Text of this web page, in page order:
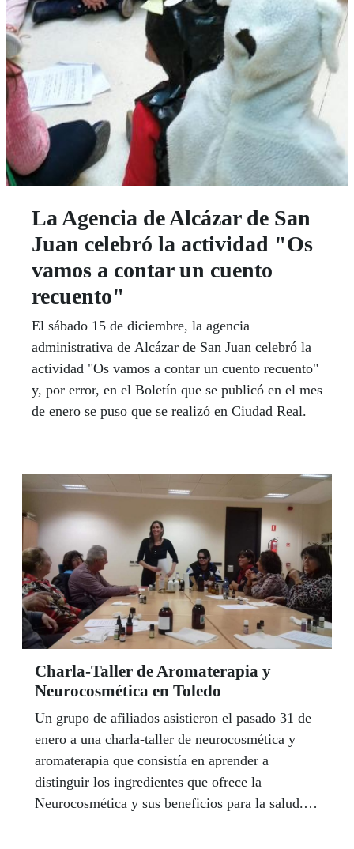
La Agencia de Alcázar de San
Juan celebró la actividad "Os
vamos a contar un cuento
recuento"
El sábado 15 de diciembre, la agencia
administrativa de Alcázar de San Juan celebró la
actividad "Os vamos a contar un cuento recuento"
y, por error, en el Boletín que se publicó en el mes
de enero se puso que se realizó en Ciudad Real.
Charla-Taller de Aromaterapia y
Neurocosmética en Toledo
Un grupo de afiliados asistieron el pasado 31 de
enero a una charla-taller de neurocosmética y
aromaterapia que consistía en aprender a
distinguir los ingredientes que ofrece la
Neurocosmética y sus beneficios para la salud.